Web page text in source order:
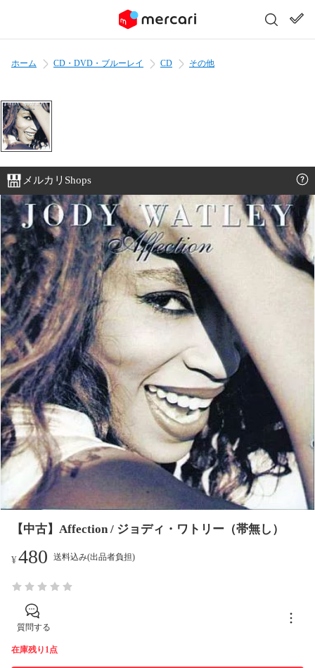
ホーム CD・DVD・ブルーレイ CD その他
メルカリShops
【中古】Affection / ジョディ・ワトリー（帯無し）
¥480 送料込み(出品者負担)
質問する
在庫残り1点